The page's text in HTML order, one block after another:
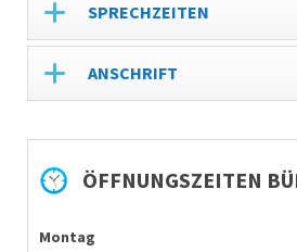
SPRECHZEITEN
ANSCHRIFT
ÖFFNUNGSZEITEN
Montag